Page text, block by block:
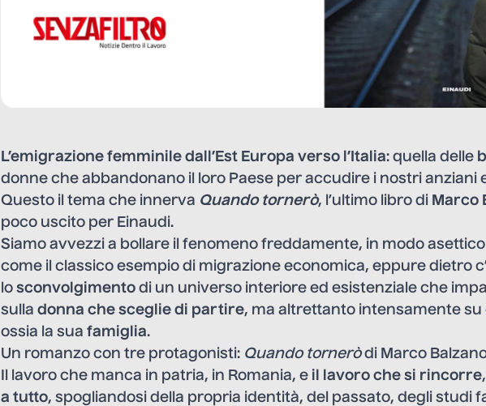
L’emigrazione femminile dall’Est Europa verso l’Italia: quella delle
donne che abbandonano il loro Paese per accudire i nostri anziani
Questo il tema che innerva Quando tornerò, l’ultimo libro di Marco
poco uscito per Einaudi.
Siamo avvezzi a bollare il fenomeno freddamente, in modo
come il classico esempio di migrazione economica, eppure dietro
lo sconvolgimento di un universo interiore ed esistenziale che
sulla donna che sceglie di partire, ma altrettanto intensamente su
ossia la sua famiglia.
Un romanzo con tre protagonisti: Quando torneròdi Marco
Il lavoro che manca in patria, in Romania, e il lavoro che si rincorre,
a tutto, spogliandosi della propria identità, del passato, degli studi